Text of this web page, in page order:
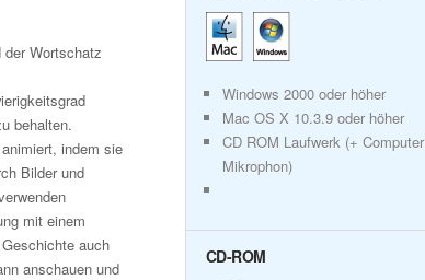
Wortschatz
behalten.
indem sie
Bilder und
mit einem
auch
anschauen und
Windows 2000 oder höher
Mac OS X 10.3.9 oder höher
CD ROM Laufwerk (+ Computer
Mikrophon)
CD-ROM